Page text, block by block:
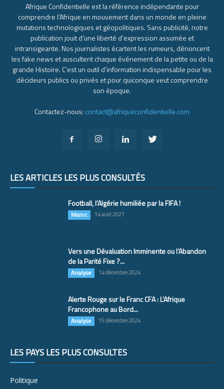
Afrique Confidentielle est la référence indépendante pour
comprendre l’Afrique en mouvement dans un monde en pleine
mutations technologiques et géopolitiques. Sans publicité, notre
publication jouit d’une liberté d’expression assumée et
intransigeante. Nos journalistes écartent les rumeurs, dénoncent
les fake news et auscultent chaque événement de la petite ou de la
grande Histoire. C’est un outil d’information indispensable pour les
décideurs publics ou privés et pour quiconque veut comprendre
son époque.
Contactez-nous: contact@afriqueconfidentielle.com
LES ARTICLES LES PLUS CONSULTÉS
Football, l’Algérie humiliée par la FIFA !
Maroc 14 août 2021
Vers une Dévaluation Imminente ou l’Abandon
de la Parité Fixe ?...
Analyse 14 décembre 2024
Alerte Rouge sur le Franc CFA : L’Afrique
Francophone au Bord...
Analyse 15 décembre 2024
LES PAYS LES PLUS CONSULTÉS
Politique